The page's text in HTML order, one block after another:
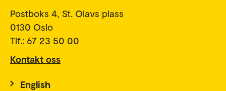
Postboks 4, St. Olavs plass
0130 Oslo
Tlf.: 67 23 50 00
Kontakt oss
English